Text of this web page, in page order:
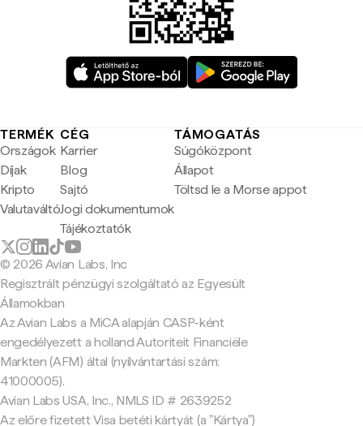
TERMÉK
Országok
Díjak
Kripto
Valutaváltó
CÉG
Karrier
Blog
Sajtó
Jogi dokumentumok
Tájékoztatók
TÁMOGATÁS
Súgóközpont
Állapot
Töltsd le a Morse appot
© 2026 Avian Labs, Inc
Regisztrált pénzügyi szolgáltató az Egyesült
Államokban
Az Avian Labs a MiCA alapján CASP-ként
engedélyezett a holland Autoriteit Financiële
Markten (AFM) által (nyilvántartási szám:
41000005).
Avian Labs USA, Inc., NMLS ID # 2639252
Az előre fizetett Visa betéti kártyát (a "Kártya")